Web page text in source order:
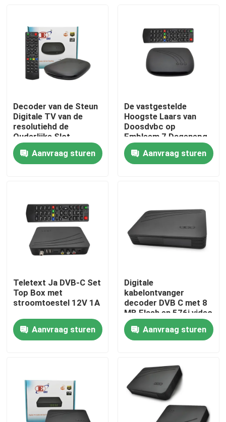
Thuis
Producten
Over ons
Fabrieksreis
Kwaliteitscontrole
Contacteer ons
Televisie Hoogste Doos
De Vastgestelde Hoogste Doos van DVBC
Decoder van de Steun
Digitale TV van de
resolutiehd de
Ouderlijke Slot
Geavanceerde
VeiligheidAanvraag sturen
De vastgestelde
Hoogste Laars van
Doosdvbc op
Embleem 7 Dagenepg
Decoder Hevc 256
Aanvraag sturen
Teletext Ja DVB-C Set
Top Box met
stroomtoestel 12V 1A
Aanvraag sturen
Digitale
kabelontvanger
decoder DVB C met 8
MB Flash en 576i video
resolutie
Aanvraag sturen